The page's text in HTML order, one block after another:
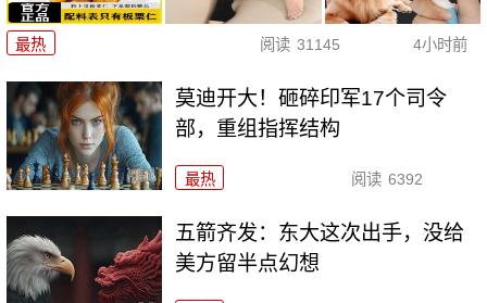
最热 阅读 31145 4小时前
莫迪开大！砸碎印军17个司令
部，重组指挥结构
最热 阅读 6392
五箭齐发：东大这次出手，没给
美方留半点幻想